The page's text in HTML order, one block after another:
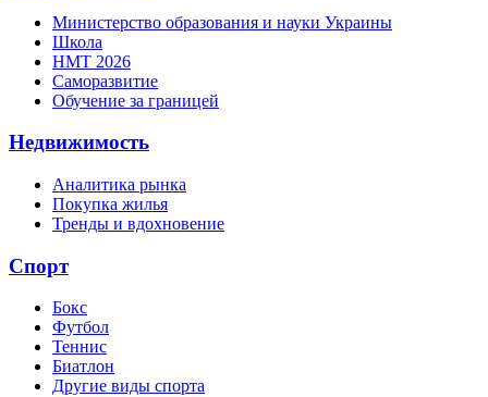
Министерство образования и науки Украины
Школа
НМТ 2026
Саморазвитие
Обучение за границей
Недвижимость
Аналитика рынка
Покупка жилья
Тренды и вдохновение
Спорт
Бокс
Футбол
Теннис
Биатлон
Другие виды спорта